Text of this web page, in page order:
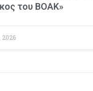
του ΒΟΑΚ»